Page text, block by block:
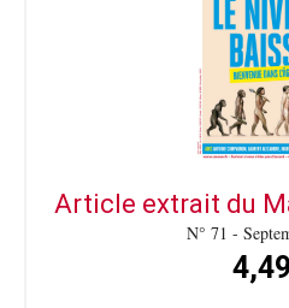
Article extrait du
N° 71 -